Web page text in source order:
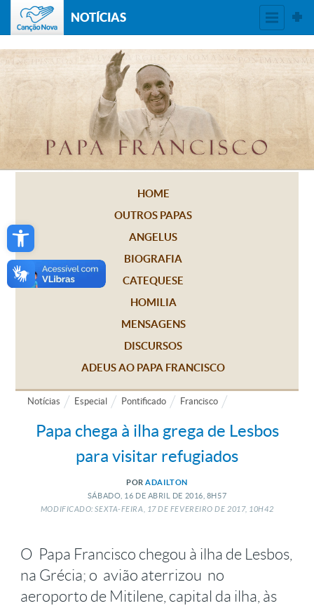
Open toolbar
NOTÍCIAS
HOME
OUTROS PAPAS
ANGELUS
BIOGRAFIA
CATEQUESE
HOMILIA
MENSAGENS
DISCURSOS
ADEUS AO PAPA FRANCISCO
Notícias Especial Pontificado Francisco
Papa chega à ilha grega de Lesbos
para visitar refugiados
PORADAILTON
SÁBADO, 16 DE ABRIL DE 2016, 8H57
MODIFICADO: SEXTA-FEIRA, 17DE FEVEREIRO DE2017, 10H42
O Papa Francisco chegou à ilha de Lesbos,
na Grécia; o avião aterrizou no
aeroporto de Mitilene, capital da ilha, às